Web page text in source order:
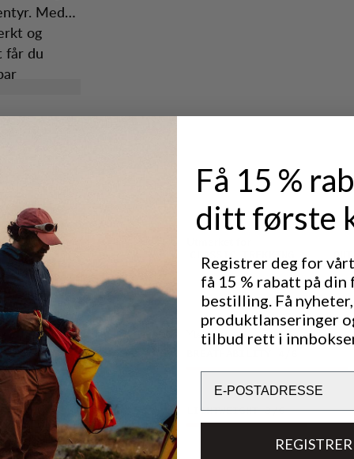
Med
og
får du
typer
smuss.
CLASSIC TREKKING
Ytelse
LIGHTWEIGHT 3/6
Få 15 %
ditt første
Registrer deg for
få 15 % rabatt på din
bestilling. Få nyheter,
produktlanseringer
tilbud rett i